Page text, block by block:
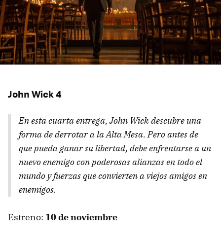
John Wick 4
En esta cuarta entrega, John Wick descubre una
forma de derrotar a la Alta Mesa. Pero antes de
que pueda ganar su libertad, debe enfrentarse a un
nuevo enemigo con poderosas alianzas en todo el
mundo y fuerzas que convierten a viejos amigos en
enemigos.
Estreno: 10 de noviembre